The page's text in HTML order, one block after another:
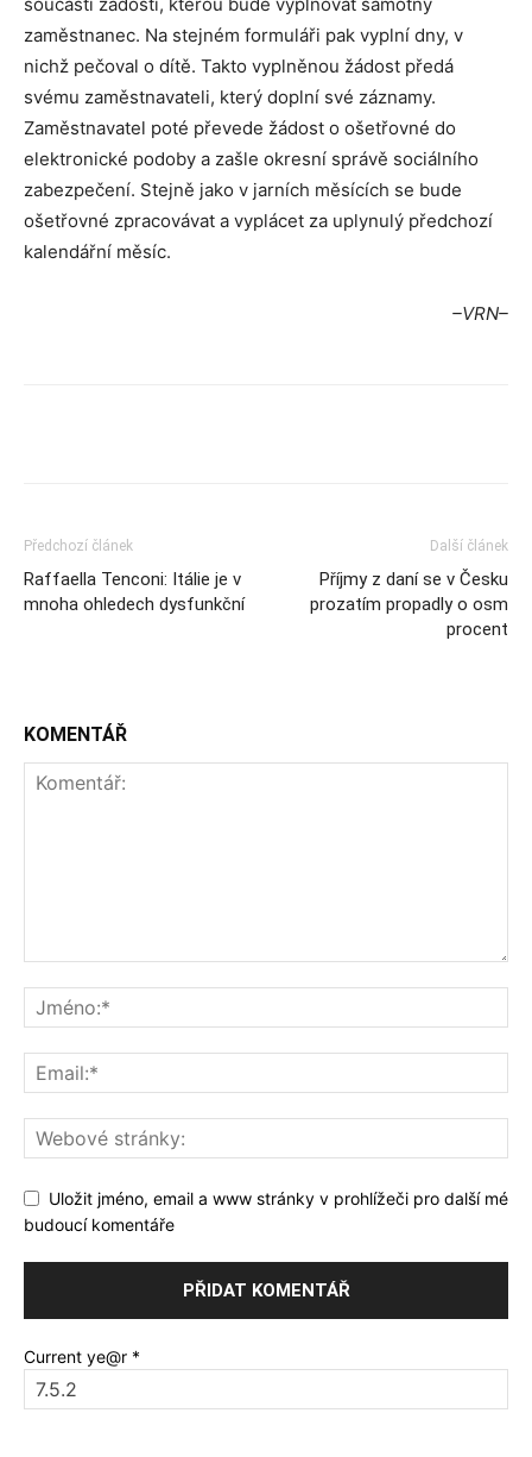
zaměstnanec. Na stejném formuláři pak vyplní dny, v
nichž pečoval o dítě. Takto vyplněnou žádost předá
svému zaměstnavateli, který doplní své záznamy.
Zaměstnavatel poté převede žádost o ošetřovné do
elektronické podoby a zašle okresní správě sociálního
zabezpečení. Stejně jako v jarních měsících se bude
ošetřovné zpracovávat a vyplácet za uplynulý předchozí
kalendářní měsíc.
–VRN–
Předchozí článek
Raffaella Tenconi: Itálie je v
mnoha ohledech dysfunkční
Další článek
Příjmy z daní se v Česku
prozatím propadly o osm
procent
KOMENTÁŘ
Uložit jméno, email a www stránky v prohlížeči pro další mé
budoucí komentáře
Current ye@r *